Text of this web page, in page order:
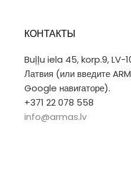
КОНТАКТЫ
Buļļu iela 45, korp.9, LV-
Латвия (или введите
Google навигаторе).
+371 22 078 558
info@armas.lv